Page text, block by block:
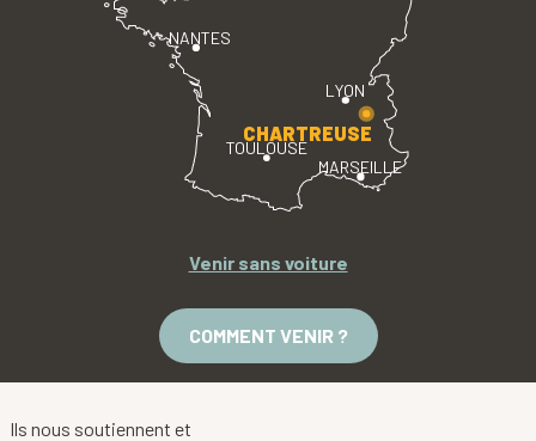
LYON
TOULOUSE
MARSEILLE
NANTES
CHARTREUSE
Venir sans voiture
COMMENT VENIR ?
Ils nous soutiennent et